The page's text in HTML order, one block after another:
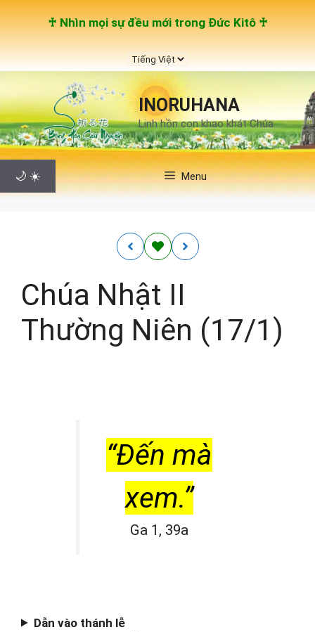
Chuyển
đến
nội
dung
♰ Nhìn mọi sự đều mới trong Đức Kitô ♰
Chọn
một
ngôn
ngữINORUHANA
Linh hồn con khao khát Chúa
🌙 ☀️ Menu
Chúa Nhật II
Thường Niên (17/1)
“Đến mà
xem.”
Ga 1, 39a
Dẫn vào thánh lễ